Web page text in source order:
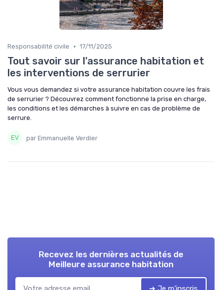
Responsabilité civile • 17/11/2025
Tout savoir sur l'assurance habitation et
les interventions de serrurier
Vous vous demandez si votre assurance habitation couvre les frais
de serrurier ? Découvrez comment fonctionne la prise en charge,
les conditions et les démarches à suivre en cas de problème de
serrure.
par Emmanuelle Verdier
Recevez les dernières actualités de
Meilleure assurance habitation